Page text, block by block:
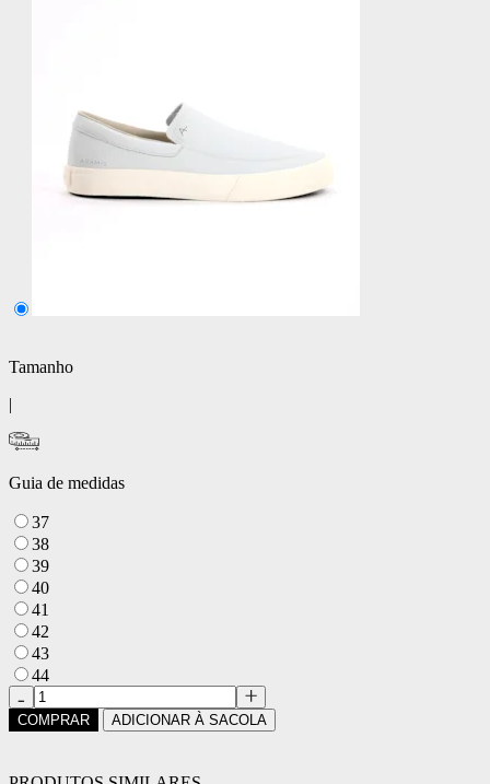
Tamanho
|
Guia de medidas
37
38
39
40
41
42
43
44
COMPRAR ADICIONAR À SACOLA